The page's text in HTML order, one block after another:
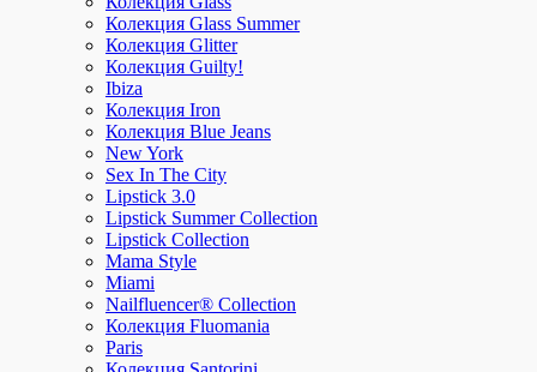
Колекция Glass Summer
Колекция Glitter
Колекция Guilty!
Ibiza
Колекция Iron
Колекция Blue Jeans
New York
Sex In The City
Lipstick 3.0
Lipstick Summer Collection
Lipstick Collection
Mama Style
Miami
Nailfluencer® Collection
Колекция Fluomania
Paris